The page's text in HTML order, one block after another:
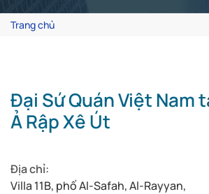
Trang chủ
Đại Sứ Quán Việt Nam
Ả Rập Xê Út
Địa chỉ:
Villa 11B, phố Al-Safah, Al-Rayyan,